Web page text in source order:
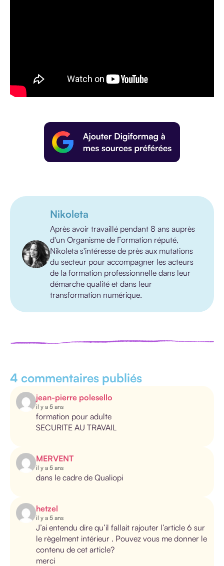
Nikoleta
Après avoir travaillé pendant 8 ans auprès
d'un Organisme de Formation réputé,
Nikoleta s'intéresse de près aux mutations
du secteur pour accompagner les acteurs
de la formation professionnelle dans leur
démarche qualité et dans leur
transformation numérique.
4 commentaires publiés
jean-pierre polesello
il y a 5 ans
formation pour adulte
SECURITE AU TRAVAIL
MERVENT
il y a 5 ans
dans le cadre de Qualiopi
hetzel
il y a 5 ans
J’ai entendu dire qu’il fallait rajouter l’article 6 sur
le règelment intérieur . Pouvez vous me donner le
contenu de cet article?
merci